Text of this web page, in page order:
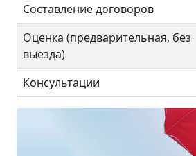
Составление договоров
Оценка (предварительная, без
выезда)
Консультации